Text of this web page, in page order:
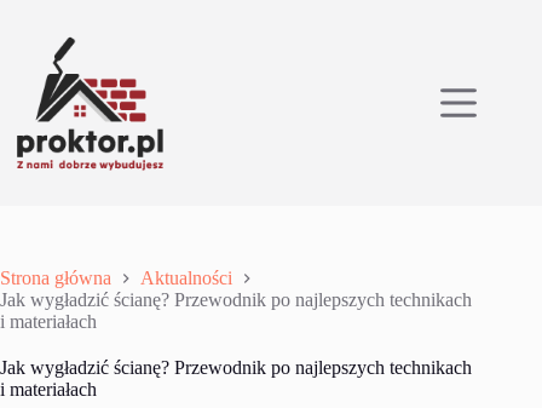
Strona główna
Aktualności
Jak wygładzić ścianę? Przewodnik po najlepszych technikach
i materiałach
Jak wygładzić ścianę? Przewodnik po najlepszych technikach
i materiałach